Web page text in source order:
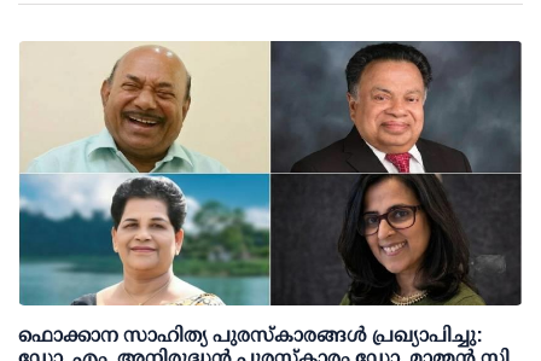
ഫൊക്കാന സാഹിത്യ പുരസ്‌കാരങ്ങള്‍ പ്രഖ്യാപിച്ചു: